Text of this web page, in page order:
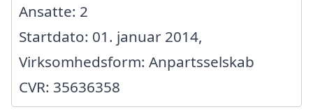
Ansatte: 2
Startdato: 01. januar 2014,
Virksomhedsform: Anpartsselskab
CVR: 35636358